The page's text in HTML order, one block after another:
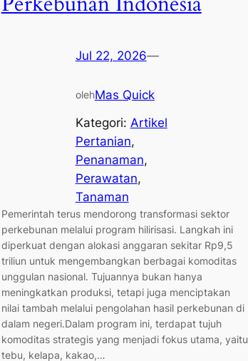
Jul 22, 2026—
olehMas Quick
Kategori: Artikel
Pertanian
Penanaman
Perawatan
Tanaman
Pemerintah terus mendorong transformasi sektor
perkebunan melalui program hilirisasi. Langkah ini
diperkuat dengan alokasi anggaran sekitar Rp9,5
triliun untuk mengembangkan berbagai komoditas
unggulan nasional. Tujuannya bukan hanya
meningkatkan produksi, tetapi juga menciptakan
nilai tambah melalui pengolahan hasil perkebunan di
dalam negeri.Dalam program ini, terdapat tujuh
komoditas strategis yang menjadi fokus utama, yaitu
tebu, kelapa, kakao,…